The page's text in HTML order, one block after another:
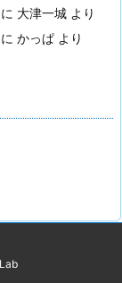
に 大津一城 より
に かっぱ より